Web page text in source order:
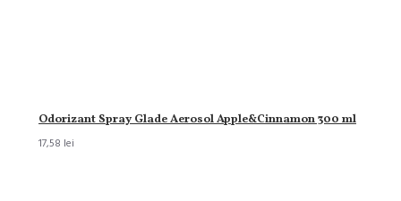
Odorizant Spray Glade Aerosol Apple&Cinnamon 300 ml
17,58 lei